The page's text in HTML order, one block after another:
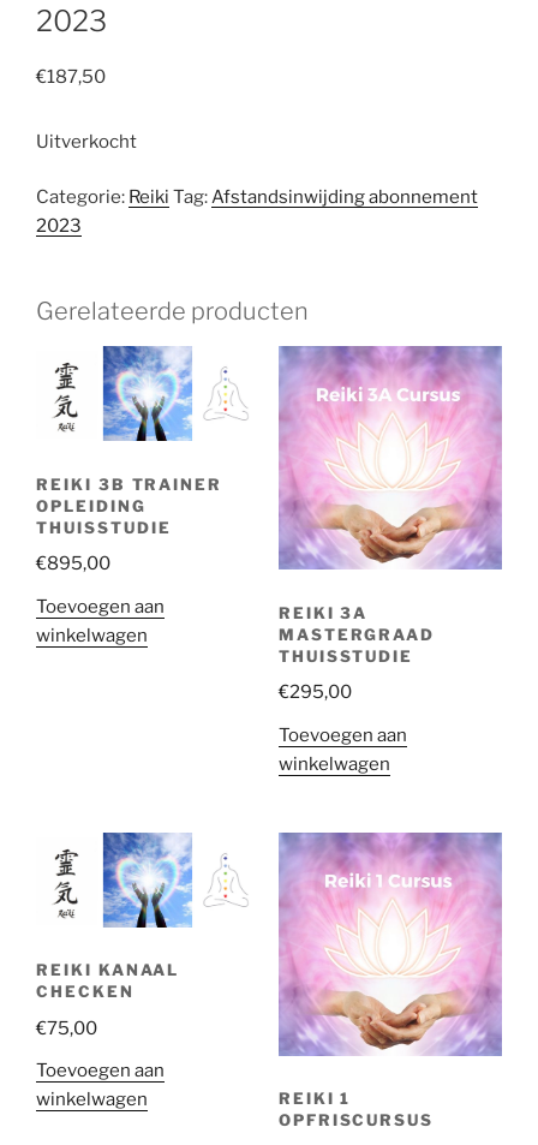
2023
€187,50
Uitverkocht
Categorie: Reiki Tag:Afstandsinwijding abonnement
2023
Gerelateerde producten
REIKI 3B TRAINER
OPLEIDING
THUISSTUDIE
€895,00
Toevoegen aan
winkelwagen
REIKI 3A
MASTERGRAAD
THUISSTUDIE
€295,00
Toevoegen aan
winkelwagen
REIKI KANAAL
CHECKEN
€75,00
Toevoegen aan
winkelwagen
REIKI 1
OPFRISCURSUS